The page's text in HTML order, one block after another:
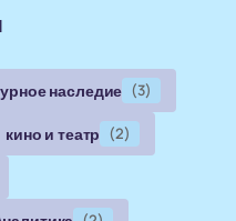
наследие (3)
кино и театр (2)